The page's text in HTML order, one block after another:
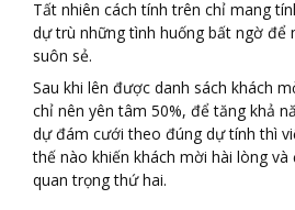
Tất nhiên cách tính trên chỉ mang
dự trù những tình huống bất ngờ để
suôn sẻ.
Sau khi lên được danh sách khách
chỉ nên yên tâm 50%, để tăng khả
dự đám cưới theo đúng dự tính thì
thế nào khiến khách mời hài lòng
quan trọng thứ hai.